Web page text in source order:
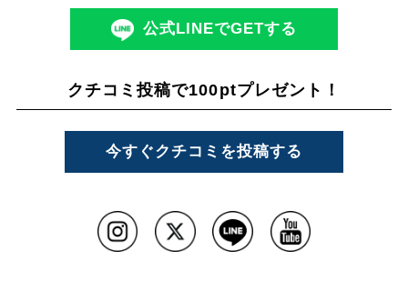
公式LINEでGETする
クチコミ投稿で100ptプレゼント！
今すぐクチコミを投稿する